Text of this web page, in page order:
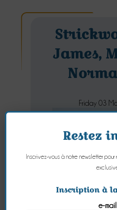
James,
Friday 03
Restez
Inscrivez-vous à notre newsletter
Inscription à
e-mail